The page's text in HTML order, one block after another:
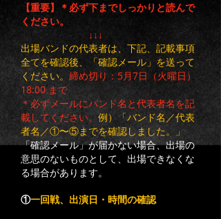
【重要】
＊必ず下までしっかりと読んで
ください。
↓↓↓
出場バンドの代表者は、下記、記載事項
全てを​確認後、「確認メール」を送って
ください。締め切り：5月7日（火曜日）
18:00 まで
＊必ずメールにバンド名と代表者名を記
載してください。 ​例）「バンド名／代表
者名／①〜⑤までを確認しました。」
「確認メール」が届かない場合、出場の
意思のないものとして、出場できなくな
る場合があります。
①一回戦、出演日・時間の確認